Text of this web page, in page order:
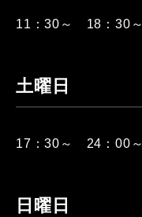
11：30～ 18：30～
土曜日
17：30～ 24：00～
日曜日